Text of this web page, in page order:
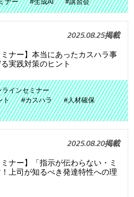
ナー #生成AI #講習会
2025.08.25掲載
ミナー】本当にあったカスハラ事
実践対策のヒント
ラインセミナー
ト
#カスハラ
#人材確保
2025.08.20掲載
ナー】「指示が伝わらない・ミ
上司が知るべき発達特性への理